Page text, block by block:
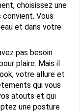
choisissez une
Vous
et dans votre
pas besoin
plaire. Mais il
votre allure et
qui vous
atouts et qui
une posture